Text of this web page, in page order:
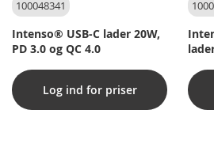
100048341
Intenso® USB-C lader 20W,
PD 3.0 og QC 4.0
Log ind for priser